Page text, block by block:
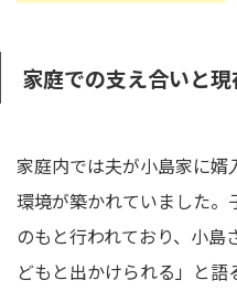
家庭での支え合いと
家庭内では夫が小島家に婿
環境が築かれていました
のもと行われており、小
どもと出かけられる」と